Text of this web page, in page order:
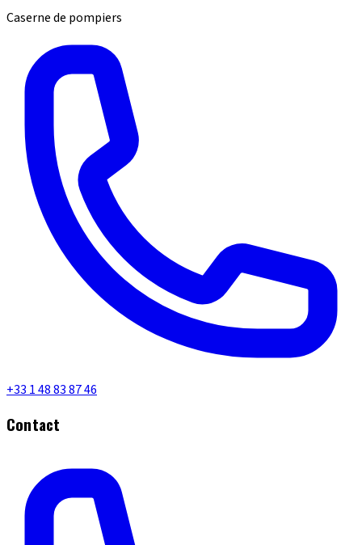
Caserne de pompiers
+33 1 48 83 87 46
Contact